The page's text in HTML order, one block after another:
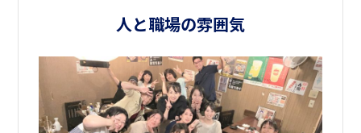
が体調を崩して急にお休みをする場合でも、スタッフが助け
合いながら仕事をカバーしていますので、小さいお子さんが
いるママさんにとっても働きやすい環境です。実際にパーク
グループで長く働いている方が多いのは、職場環境が良いか
らです。
人と職場の雰囲気